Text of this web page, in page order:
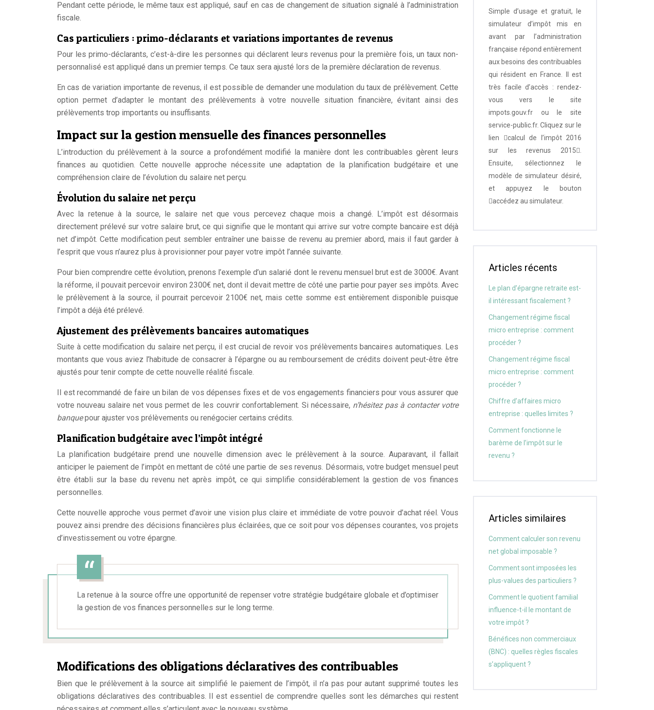
Pendant cette période, le même taux est appliqué, sauf en cas de changement de situation signalé à l’administration
fiscale.
Cas particuliers : primo-déclarants et variations importantes de revenus
Pour les primo-déclarants, c’est-à-dire les personnes qui déclarent leurs revenus pour la première fois, un taux non-
personnalisé est appliqué dans un premier temps. Ce taux sera ajusté lors de la première déclaration de revenus.
En cas de variation importante de revenus, il est possible de demander une modulation du taux de prélèvement. Cette
option permet d’adapter le montant des prélèvements à votre nouvelle situation financière, évitant ainsi des
prélèvements trop importants ou insuffisants.
Impact sur la gestion mensuelle des finances personnelles
L’introduction du prélèvement à la source a profondément modifié la manière dont les contribuables gèrent leurs
finances au quotidien. Cette nouvelle approche nécessite une adaptation de la planification budgétaire et une
compréhension claire de l’évolution du salaire net perçu.
Évolution du salaire net perçu
Avec la retenue à la source, le salaire net que vous percevez chaque mois a changé. L’impôt est désormais
directement prélevé sur votre salaire brut, ce qui signifie que le montant qui arrive sur votre compte bancaire est déjà
net d’impôt. Cette modification peut sembler entraîner une baisse de revenu au premier abord, mais il faut garder à
l’esprit que vous n’aurez plus à provisionner pour payer votre impôt l’année suivante.
Pour bien comprendre cette évolution, prenons l’exemple d’un salarié dont le revenu mensuel brut est de 3000€. Avant
la réforme, il pouvait percevoir environ 2300€ net, dont il devait mettre de côté une partie pour payer ses impôts. Avec
le prélèvement à la source, il pourrait percevoir 2100€ net, mais cette somme est entièrement disponible puisque
l’impôt a déjà été prélevé.
Ajustement des prélèvements bancaires automatiques
Suite à cette modification du salaire net perçu, il est crucial de revoir vos prélèvements bancaires automatiques. Les
montants que vous aviez l’habitude de consacrer à l’épargne ou au remboursement de crédits doivent peut-être être
ajustés pour tenir compte de cette nouvelle réalité fiscale.
Il est recommandé de faire un bilan de vos dépenses fixes et de vos engagements financiers pour vous assurer que
votre nouveau salaire net vous permet de les couvrir confortablement. Si nécessaire, n’hésitez pas à contacter votre
banquepour ajuster vos prélèvements ou renégocier certains crédits.
Planification budgétaire avec l’impôt intégré
La planification budgétaire prend une nouvelle dimension avec le prélèvement à la source. Auparavant, il fallait
anticiper le paiement de l’impôt en mettant de côté une partie de ses revenus. Désormais, votre budget mensuel peut
être établi sur la base du revenu net après impôt, ce qui simplifie considérablement la gestion de vos finances
personnelles.
Cette nouvelle approche vous permet d’avoir une vision plus claire et immédiate de votre pouvoir d’achat réel. Vous
pouvez ainsi prendre des décisions financières plus éclairées, que ce soit pour vos dépenses courantes, vos projets
d’investissement ou votre épargne.
La retenue à la source offre une opportunité de repenser votre stratégie budgétaire globale et d’optimiser
la gestion de vos finances personnelles sur le long terme.
Modifications des obligations déclaratives des contribuables
Bien que le prélèvement à la source ait simplifié le paiement de l’impôt, il n’a pas pour autant supprimé toutes les
obligations déclaratives des contribuables. Il est essentiel de comprendre quelles sont les démarches qui restent
Simple d’usage et gratuit, le
simulateur d’impôt mis en
avant par l’administration
française répond entièrement
aux besoins des contribuables
qui résident en France. Il est
très facile d’accès : rendez-
vous vers le site
impots.gouv.fr ou le site
service-public.fr. Cliquez sur le
lien calcul de l’impôt 2016
sur les revenus 2015.
Ensuite, sélectionnez le
modèle de simulateur désiré,
et appuyez le bouton
accédez au simulateur.
Articles récents
Le plan d’épargne retraite est-
il intéressant fiscalement ?
Changement régime fiscal
micro entreprise : comment
procéder ?
Changement régime fiscal
micro entreprise : comment
procéder ?
Chiffre d’affaires micro
entreprise : quelles limites ?
Comment fonctionne le
barème de l’impôt sur le
revenu ?
Articles similaires
Comment calculer son revenu
net global imposable ?
Comment sont imposées les
plus-values des particuliers ?
Comment le quotient familial
influence-t-il le montant de
votre impôt ?
Bénéfices non commerciaux
(BNC) : quelles règles fiscales
s’appliquent ?